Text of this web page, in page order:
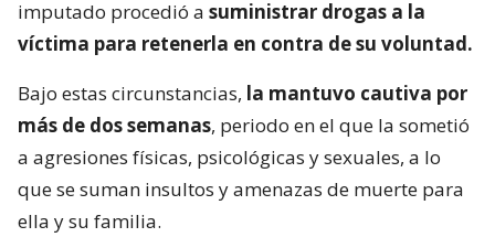
imputado procedió a suministrar drogas a la
víctima para retenerla en contra de su voluntad.
Bajo estas circunstancias, la mantuvo cautiva por
más de dos semanas, periodo en el que la sometió
a agresiones físicas, psicológicas y sexuales, a lo
que se suman insultos y amenazas de muerte para
ella y su familia.